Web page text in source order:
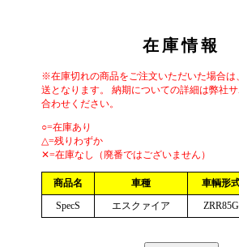
在庫情報
※在庫切れの商品をご注文いただいた場合は
送となります。 納期についての詳細は弊社
合わせください。
○=在庫あり
△=残りわずか
✕=在庫なし（廃番ではございません）
商品名 車種 車輌形
SpecS
エスクァイア ZRR85G